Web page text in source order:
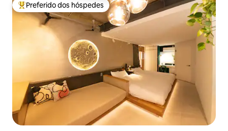
Entre os melhores preferidos dos hóspedes
Preferido dos hóspedes